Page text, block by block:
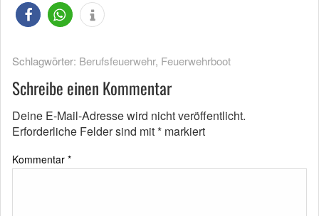
Schlagwörter: Berufsfeuerwehr, Feuerwehrboot
Schreibe einen Kommentar
Deine E-Mail-Adresse wird nicht veröffentlicht.
Erforderliche Felder sind mit* markiert
Kommentar *